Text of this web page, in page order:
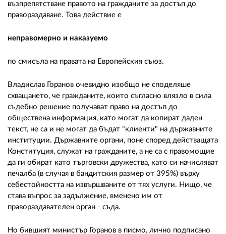
възпрепятстване правото на гражданите за достъп до
правораздаване. Това действие е
неправомерно и наказуемо
по смисъла на правата на Европейския съюз.
Владислав Горанов очевидно изобщо не споделяше
схващането, че гражданите, които съгласно влязло в сила
съдебно решение получават право на достъп до
обществена информация, като могат да копират даден
текст, не са и не могат да бъдат "клиенти" на държавните
институции. Държавните органи, поне според действащата
Конституция, служат на гражданите, а не са с правомощие
да ги обират като търговски дружества, като си начисляват
печалба (в случая в бандитския размер от 395%) върху
себестойността на извършваните от тях услуги. Нищо, че
става въпрос за задължение, вменено им от
правораздавателен орган - съда.
Но бившият министър Горанов в писмо, лично подписано